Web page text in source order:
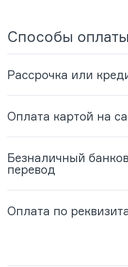
Способы оплаты
Рассрочка или
Оплата картой на
Безналичный
перевод
Оплата по